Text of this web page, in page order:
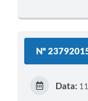
Nº
Data: